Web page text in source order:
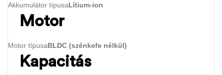
Akkumulátor típusaLítium-ion
Motor
Motor típusaBLDC (szénkefe nélkül)
Kapacitás